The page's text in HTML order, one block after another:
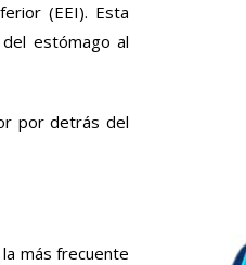
(EEI). Esta
estómago al
por detrás del
más frecuente